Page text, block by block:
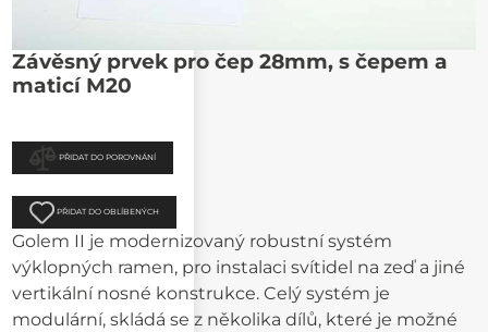
Závěsný prvek pro čep 28mm, s čepem a
maticí M20
PŘIDAT DO POROVNÁNÍ
PŘIDAT DO OBLÍBENÝCH
Golem II je modernizovaný robustní systém
výklopných ramen, pro instalaci svítidel na zeď a jiné
vertikální nosné konstrukce. Celý systém je
modulární, skládá se z několika dílů, které je možné